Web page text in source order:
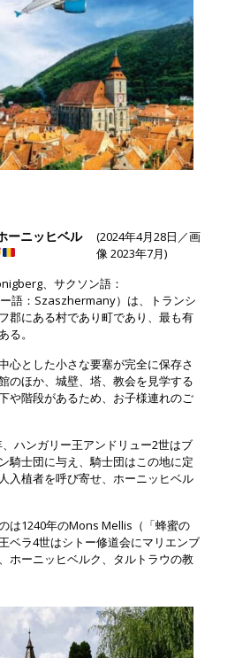
ーニッヒベル
(2024年4月28日／画
像 2023年7月)
、サクソン語：
語：Szaszhermany）は、トランシ
郡にある村であり町であり、最も有
る。
心とした小さな要塞が完全に保存さ
のほか、城壁、塔、教会を見学する
や階段があるため、お子様連れのご
ハンガリー王アンドリュー2世はブ
騎士団に与え、騎士団はこの地に定
入植者を呼び寄せ、ホーニッヒベル
は1240年のMons Mellis（「蜂蜜の
ベラ4世はシトー修道会にマリエンブ
ホーニッヒベルク、タルトラウの教